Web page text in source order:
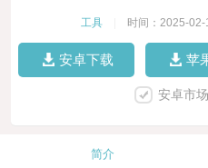
工具 时间：2025-02-
安卓下载 苹
安卓市
简介